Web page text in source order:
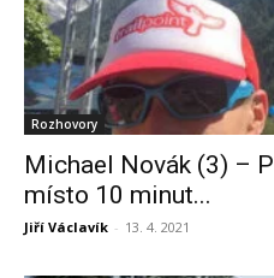
Rozhovory
Michael Novák (3) –
místo 10 minut...
Jiří Václavík - 13. 4. 2021